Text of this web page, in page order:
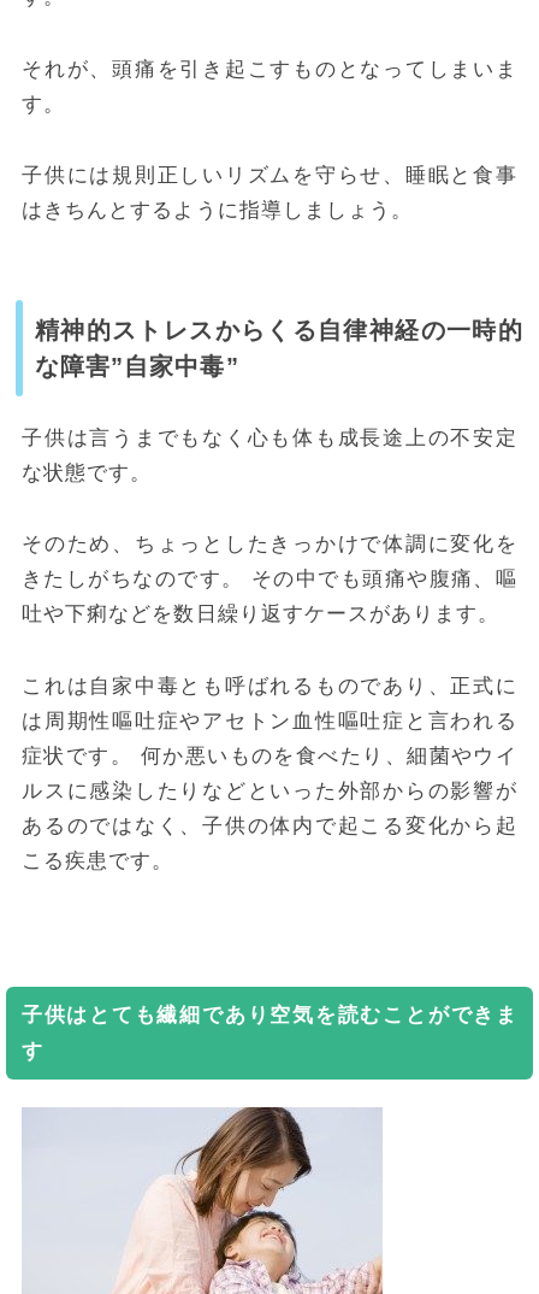
それが、頭痛を引き起こすものとなってしまいま
す。
子供には規則正しいリズムを守らせ、睡眠と食事
はきちんとするように指導しましょう。
精神的ストレスからくる自律神経の一時的
な障害”自家中毒”
子供は言うまでもなく心も体も成長途上の不安定
な状態です。
そのため、ちょっとしたきっかけで体調に変化を
きたしがちなのです。 その中でも頭痛や腹痛、嘔
吐や下痢などを数日繰り返すケースがあります。
これは自家中毒とも呼ばれるものであり、正式に
は周期性嘔吐症やアセトン血性嘔吐症と言われる
症状です。
何か悪いものを食べたり、細菌やウイ
ルスに感染したりなどといった外部からの影響が
あるのではなく、子供の体内で起こる変化から起
こる疾患です。
子供はとても繊細であり空気を読むことができま
す